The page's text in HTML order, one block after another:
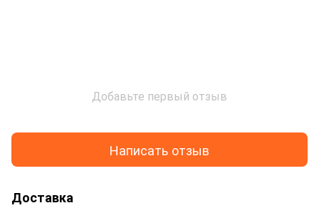
Добавьте первый отзыв
Написать отзыв
Доставка